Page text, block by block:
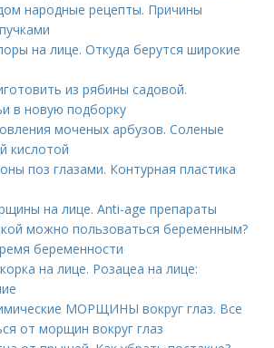
народные рецепты. Причины
на лице. Откуда берутся широкие
из рябины садовой.
в новую подборку
моченых арбузов. Соленые
кислотой
поз глазами. Контурная пластика
на лице. Anti-age препараты
можно пользоваться беременным?
беременности
на лице. Розацеа на лице:
МОРЩИНЫ вокруг глаз. Все
от морщин вокруг глаз